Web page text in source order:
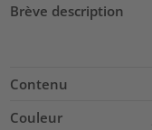
Brève description
Contenu
Couleur